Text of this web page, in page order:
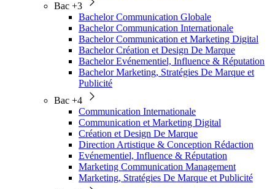
Bac +3
Bachelor Communication Globale
Bachelor Communication Internationale
Bachelor Communication et Marketing Digital
Bachelor Création et Design De Marque
Bachelor Evénementiel, Influence & Réputation
Bachelor Marketing, Stratégies De Marque et
Publicité
Bac +4
Communication Internationale
Communication et Marketing Digital
Création et Design De Marque
Direction Artistique & Conception Rédaction
Evénementiel, Influence & Réputation
Marketing Communication Management
Marketing, Stratégies De Marque et Publicité